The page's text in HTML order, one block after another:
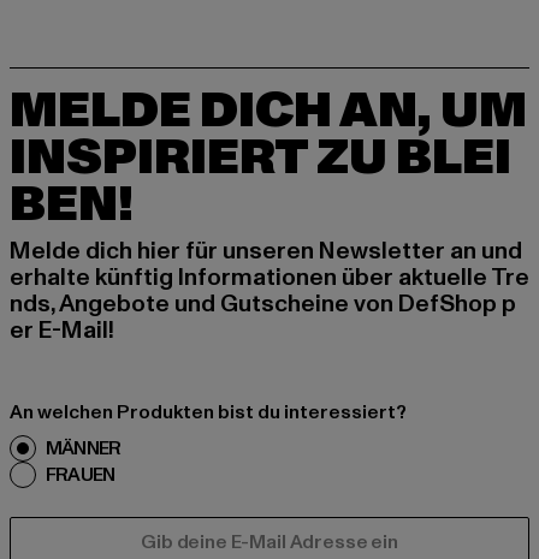
MELDE DICH AN, UM
INSPIRIERT ZU BLEI
BEN!
Melde dich hier für unseren Newsletter an und
erhalte künftig Informationen über aktuelle Tre
nds, Angebote und Gutscheine von DefShop p
er E-Mail!
An welchen Produkten bist du interessiert?
MÄNNER
FRAUEN